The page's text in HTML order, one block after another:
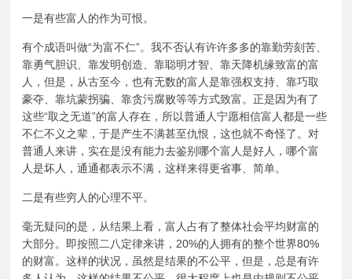
一是有些富人的作为可恨。
有个成语叫做“为富不仁”。我不否认有许许多多的靠勤劳刻苦、
靠勇气胆识、靠发明创造、靠聪明才智、靠天降机缘致富的富
人，但是，从古至今，也有无数的富人是靠强权支持、靠巧取
豪夺、靠坑蒙拐骗、靠贪污腐败等等方式致富。正是因为有了
这些“取之无道”的富人存在，所以普通人宁愿相信富人都是一些
不仁不义之辈，于是产生不满甚至仇恨，这也就不奇怪了。对
普通人来讲，实在是没有能力去鉴别哪个富人是好人，哪个富
人是坏人，通通都表示不满，这样来得更省事、简单。
二是有些穷人的心理不平。
毫无疑问的是，从结果上看，富人占有了整体社会平均财富的
大部分。即按照二八定律来讲，20%的人拥有的整个世界80%
的财富。这样的状况，虽然是结果的不公平，但是，总是有许